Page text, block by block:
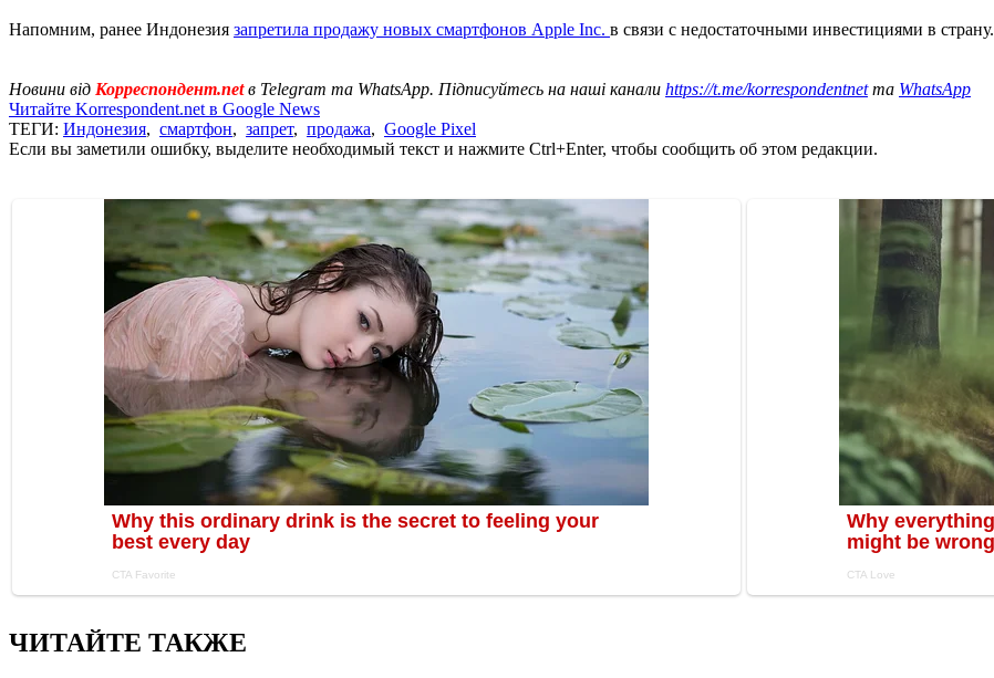
Напомним, ранее Индонезия запретила продажу новых смартфонов Apple Inc. в связи с недостаточными инвестициями в страну.
Новини від Корреспондент.netв Telegram та WhatsApp. Підписуйтесь на наші канали https://t.me/korrespondentnetта WhatsApp
Читайте Korrespondent.net в Google News
ТЕГИ: Индонезия, смартфон, запрет, продажа, Google Pixel
Если вы заметили ошибку, выделите необходимый текст и нажмите Ctrl+Enter, чтобы сообщить об этом редакции.
ЧИТАЙТЕ ТАКЖЕ